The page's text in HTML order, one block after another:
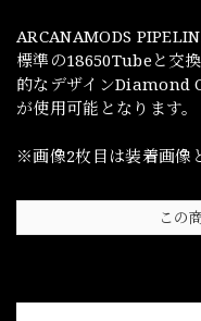
ARCANAMODS
標準の18650Tubeと交
的なデザインDiamond
が使用可能となります。
※画像2枚目は装着画像
この